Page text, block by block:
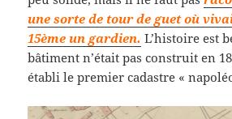
une sorte de tour de guet où
15ème un gardien. L’histoire est
bâtiment n’était pas construit en
établi le premier cadastre «